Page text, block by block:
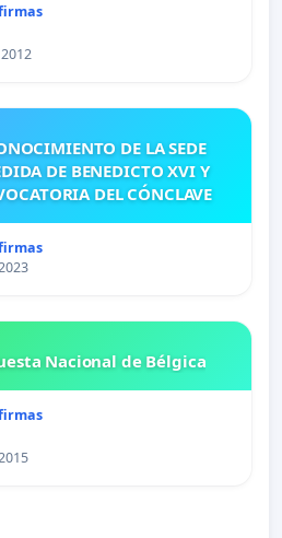
DE LA SEDE
DE BENEDICTO XVI Y
DEL CÓNCLAVE
Nacional de Bélgica